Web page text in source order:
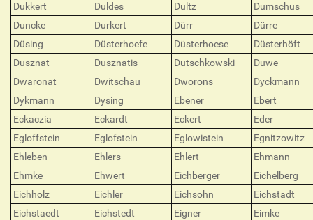
Dukkert
Duldes Dultz
Dumschus
Duncke
Durkert Dürr
Dürre
Düsing
Düsterhoefe Düsterhoese
Düsterhöft
Dusznat
Dusznatis Dutschkowski
Duwe
Dwaronat
Dwitschau Dworons
Dyckmann
Dykmann
Dysing Ebener
Ebert
Eckaczia
Eckardt Eckert
Eder
Egloffstein
Eglofstein Eglowistein
Egnitzowitz
Ehleben
Ehlers Ehlert
Ehmann
Ehmke
Ehwert Eichberger
Eichelberg
Eichholz
Eichler Eichsohn
Eichstadt
Eichstaedt
Eichstedt Eigner
Eimke